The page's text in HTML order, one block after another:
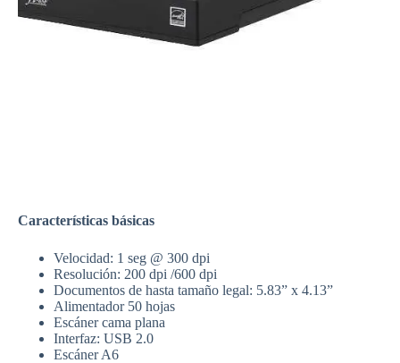
Características básicas
Velocidad: 1 seg @ 300 dpi
Resolución: 200 dpi /600 dpi
Documentos de hasta tamaño legal: 5.83” x 4.13”
Alimentador 50 hojas
Escáner cama plana
Interfaz: USB 2.0
Escáner A6